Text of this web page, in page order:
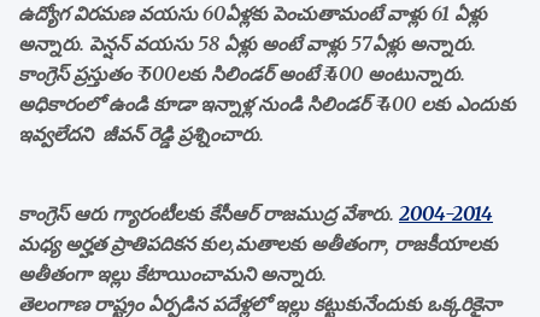
ఉద్యోగ విరమణ వయసు 60ఏళ్లకు పెంచుతామంటే వాళ్లు 61 ఏళ్లు
అన్నారు. పెన్షన్ వయసు 58 ఏళ్లు అంటే వాళ్లు 57ఏళ్లు అన్నారు.
కాంగ్రెస్ ప్రస్తుతం ₹ 500లకు సిలిండర్ అంటే ₹.400 అంటున్నారు.
అధికారంలో ఉండి కూడా ఇన్నాళ్ల నుండి సిలిండర్ ₹ 400 లకు ఎందుకు
ఇవ్వలేదని జీవన్ రెడ్డి ప్రశ్నించారు.
కాంగ్రెస్ ఆరు గ్యారంటీలకు కేసీఆర్ రాజముద్ర వేశారు. 2004-2014
మధ్య అర్హత ప్రాతిపదికన కుల,మతాలకు అతీతంగా, రాజకీయాలకు
అతీతంగా ఇల్లు కేటాయించామని అన్నారు.
తెలంగాణ రాష్ట్రం ఏర్పడిన పదేళ్లలో ఇల్లు కట్టుకునేందుకు ఒక్కరికైనా